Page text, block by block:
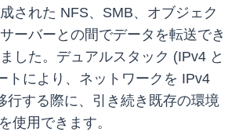
された NFS、SMB、オブジェク
ーバーとの間でデータを転送でき
した。デュアルスタック (IPv4 と
トにより、ネットワークを IPv4
行する際に、引き続き既存の環境
使用できます。